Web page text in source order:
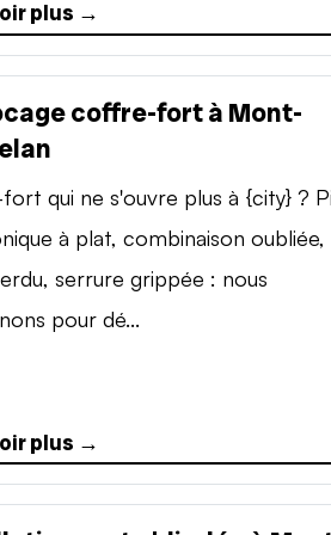
plus →
coffre-fort à Mont-
qui ne s'ouvre plus à {city} ?
à plat, combinaison oubliée,
serrure grippée : nous
pour dé...
plus →